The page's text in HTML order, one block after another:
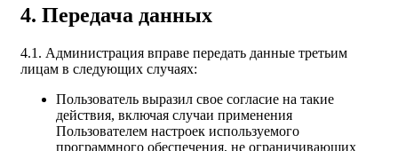
4. Передача данных
4.1. Администрация вправе передать данные третьим
лицам в следующих случаях:
Пользователь выразил свое согласие на такие
действия, включая случаи применения
Пользователем настроек используемого
программного обеспечения, не ограничивающих